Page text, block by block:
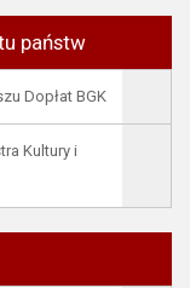
państw
Dopłat BGK
Kultury i